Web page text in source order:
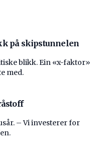
på skipstunnelen
blikk. Ein «x-faktor»
med.
– Vi investerer for